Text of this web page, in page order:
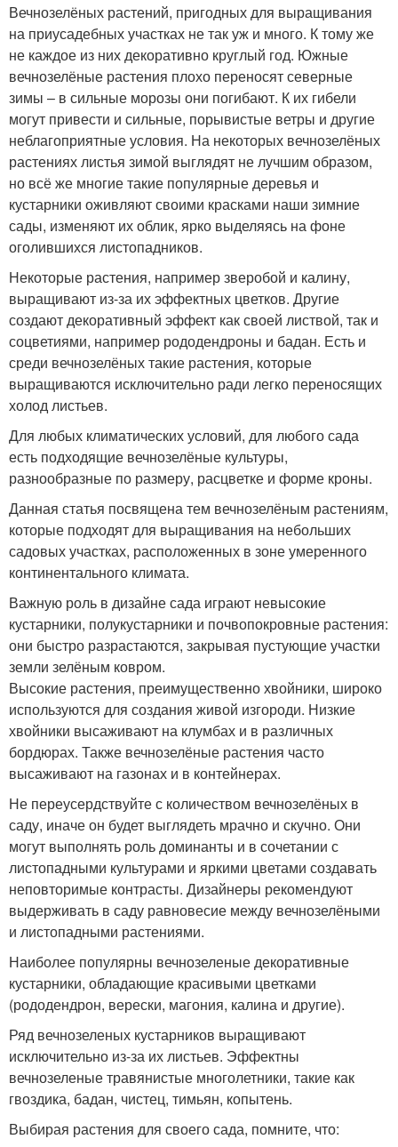
Вечнозелёных растений, пригодных для выращивания
на приусадебных участках не так уж и много. К тому же
не каждое из них декоративно круглый год. Южные
вечнозелёные растения плохо переносят северные
зимы – в сильные морозы они погибают. К их гибели
могут привести и сильные, порывистые ветры и другие
неблагоприятные условия. На некоторых вечнозелёных
растениях листья зимой выглядят не лучшим образом,
но всё же многие такие популярные деревья и
кустарники оживляют своими красками наши зимние
сады, изменяют их облик, ярко выделяясь на фоне
оголившихся листопадников.
Некоторые растения, например зверобой и калину,
выращивают из-за их эффектных цветков. Другие
создают декоративный эффект как своей листвой, так и
соцветиями, например рододендроны и бадан. Есть и
среди вечнозелёных такие растения, которые
выращиваются исключительно ради легко переносящих
холод листьев.
Для любых климатических условий, для любого сада
есть подходящие вечнозелёные культуры,
разнообразные по размеру, расцветке и форме кроны.
Данная статья посвящена тем вечнозелёным растениям,
которые подходят для выращивания на небольших
садовых участках, расположенных в зоне умеренного
континентального климата.
Важную роль в дизайне сада играют невысокие
кустарники, полукустарники и почвопокровные растения:
они быстро разрастаются, закрывая пустующие участки
земли зелёным ковром.
Высокие растения, преимущественно хвойники, широко
используются для создания живой изгороди. Низкие
хвойники высаживают на клумбах и в различных
бордюрах. Также вечнозелёные растения часто
высаживают на газонах и в контейнерах.
Не переусердствуйте с количеством вечнозелёных в
саду, иначе он будет выглядеть мрачно и скучно. Они
могут выполнять роль доминанты и в сочетании с
листопадными культурами и яркими цветами создавать
неповторимые контрасты. Дизайнеры рекомендуют
выдерживать в саду равновесие между вечнозелёными
и листопадными растениями.
Наиболее популярны вечнозеленые декоративные
кустарники, обладающие красивыми цветками
(рододендрон, верески, магония, калина и другие).
Ряд вечнозеленых кустарников выращивают
исключительно из-за их листьев. Эффектны
вечнозеленые травянистые многолетники, такие как
гвоздика, бадан, чистец, тимьян, копытень.
Выбирая растения для своего сада, помните, что: